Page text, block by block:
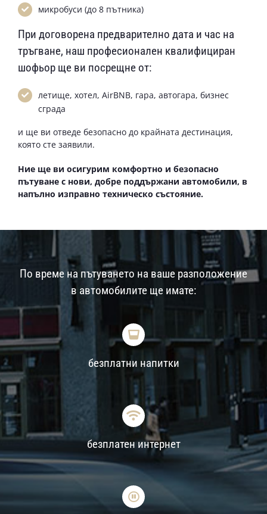
микробуси (до 8 пътника)
При договорена предварително дата и час на
тръгване, наш професионален квалифициран
шофьор ще ви посрещне от:
летище, хотел, AirBNB, гара, автогара, бизнес
сграда
и ще ви отведе безопасно до крайната дестинация,
която сте заявили.
Ние ще ви осигурим комфортно и безопасно
пътуване с нови, добре поддържани автомобили, в
напълно изправно техническо състояние.
По време на пътуването на ваше разположение
в автомобилите ще имате:
безплатни напитки
безплатен интернет